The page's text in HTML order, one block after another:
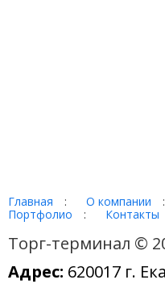
Главная : О компании :
Портфолио
: Контакты
Торг-терминал ©
Адрес: 620017 г.